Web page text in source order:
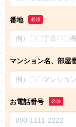
番地 必須
マンション名、部屋
お電話番号 必須